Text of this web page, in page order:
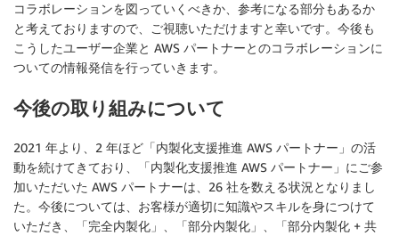
コラボレーションを図っていくべきか、参考になる部分もあるか
と考えておりますので、ご視聴いただけますと幸いです。今後も
こうしたユーザー企業と AWS パートナーとのコラボレーションに
ついての情報発信を行っていきます。
今後の取り組みについて
2021 年より、2 年ほど「内製化支援推進 AWS パートナー」の活
動を続けてきており、「内製化支援推進 AWS パートナー」にご参
加いただいた AWS パートナーは、26 社を数える状況となりまし
た。今後については、お客様が適切に知識やスキルを身につけて
いただき、「完全内製化」、「部分内製化」、「部分内製化 + 共